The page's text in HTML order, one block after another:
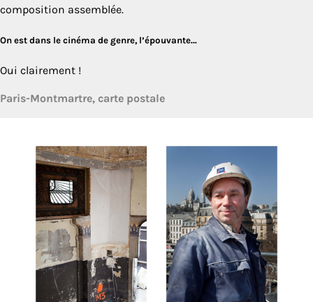
composition assemblée.
On est dans le cinéma de genre, l’épouvante…
Oui clairement !
Paris-Montmartre, carte postale